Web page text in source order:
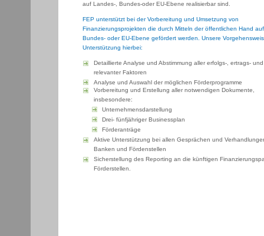
auf Landes-, Bundes-oder EU-Ebene realisierbar sind.
FEP unterstützt bei der Vorbereitung und Umsetzung von
Finanzierungsprojekten die durch Mitteln der öffentlichen Hand
Bundes- oder EU-Ebene gefördert werden. Unsere
Unterstützung hierbei:
Detaillierte Analyse und Abstimmung aller erfolgs-, ertrags-
relevanter Faktoren
Analyse und Auswahl der möglichen Förderprogramme
Vorbereitung und Erstellung aller notwendigen Dokumente,
insbesondere:
Unternehmensdarstellung
Drei- fünfjähriger Businessplan
Förderanträge
Aktive Unterstützung bei allen Gesprächen und
Banken und Fördenstellen
Sicherstellung des Reporting an die künftigen
Förderstellen.